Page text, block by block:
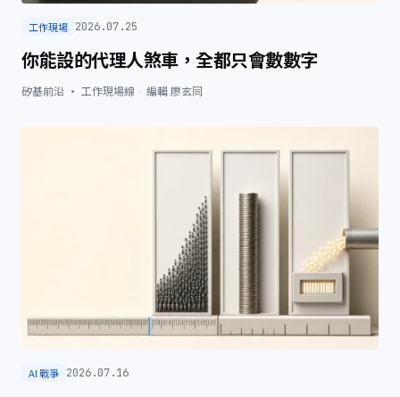
工作現場 2026.07.25
你能設的代理人煞車，全都只會數數字
矽基前沿 · 工作現場線 編輯廖玄同
AI 戰爭 2026.07.16